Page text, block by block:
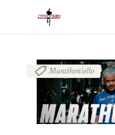
Marathoniello